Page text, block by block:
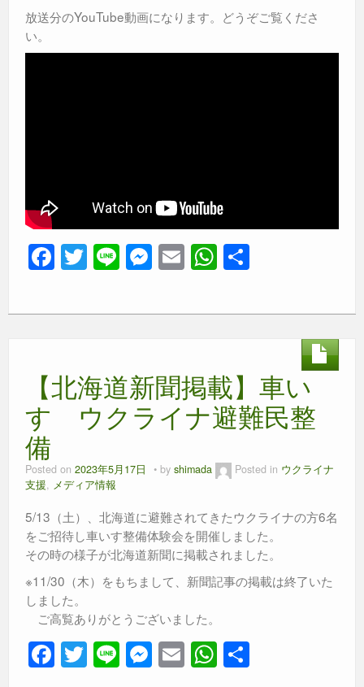
放送分のYouTube動画になります。どうぞご覧くださ
い。
F
a
c
o
o
T
wi
tt
Li
n
e
M
e
ss
g
er
E
m
ail
W
h
at
p
p
【北海道新聞掲載】車い
す ウクライナ避難民整
備
Posted on 2023年5月17日 by shimada Posted in ウクライナ
支援, メディア情報
5/13（土）、北海道に避難されてきたウクライナの方6名
をご招待し車いす整備体験会を開催しました。
その時の様子が北海道新聞に掲載されました。
※11/30（木）をもちまして、新聞記事の掲載は終了いた
しました。
ご高覧ありがとうございました。
F T Li M E W